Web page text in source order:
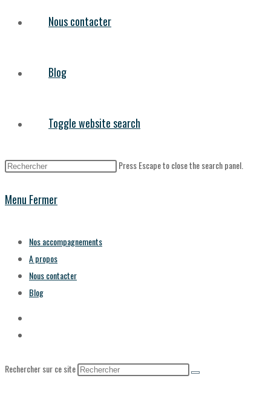
Nous contacter
Blog
Toggle website search
Press Escape to close the search panel.
Menu Fermer
Nos accompagnements
A propos
Nous contacter
Blog
Rechercher sur ce site